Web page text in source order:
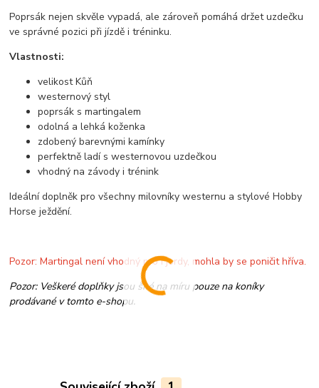
Poprsák nejen skvěle vypadá, ale zároveň pomáhá držet uzdečku
ve správné pozici při jízdě i tréninku.
Vlastnosti:
velikost Kůň
westernový styl
poprsák s martingalem
odolná a lehká koženka
zdobený barevnými kamínky
perfektně ladí s westernovou uzdečkou
vhodný na závody i trénink
Ideální doplněk pro všechny milovníky westernu a stylové Hobby
Horse ježdění.
Pozor: Martingal není vhodný pro Fjordy, mohla by se poničit hříva.
Pozor: Veškeré doplňky jsou šité na míru pouze na koníky
prodávané v tomto e-shopu.